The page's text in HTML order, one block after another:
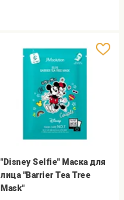
"Disney Selfie" Маска для
лица "Barrier Tea Tree
Mask"